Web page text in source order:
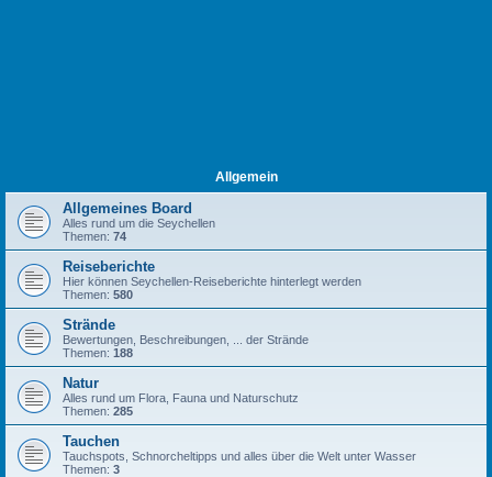
Allgemein
Allgemeines Board
Alles rund um die Seychellen
Themen: 74
Reiseberichte
Hier können Seychellen-Reiseberichte hinterlegt werden
Themen: 580
Strände
Bewertungen, Beschreibungen, ... der Strände
Themen: 188
Natur
Alles rund um Flora, Fauna und Naturschutz
Themen: 285
Tauchen
Tauchspots, Schnorcheltipps und alles über die Welt unter Wasser
Themen: 3